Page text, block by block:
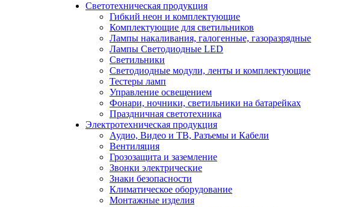
Светотехническая продукция
Гибкий неон и комплектующие
Комплектующие для светильников
Лампы накаливания, галогенные, газоразрядные
Лампы Светодиодные LED
Светильники
Светодиодные модули, ленты и комплектующие
Тестеры ламп
Управление освещением
Фонари, ночники, светильники на батарейках
Праздничная светотехника
Электротехническая продукция
Аудио, Видео и ТВ, Разъемы и Кабели
Вентиляция
Грозозащита и заземление
Звонки электрические
Знаки безопасности
Климатическое оборудование
Монтажные изделия